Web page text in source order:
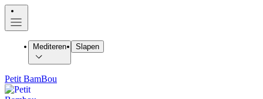
Mediteren Slapen
Petit BamBou